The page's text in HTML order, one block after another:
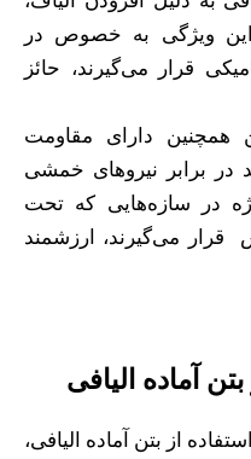
ویژگی به خصوص در
قرار می‌گیرند، حائز
دارای مقاومت
برابر نیروهای خمشی
در سازه‌هایی که تحت
می‌گیرند، ارزشمند
آماده الیافی
از بتن آماده الیافی،